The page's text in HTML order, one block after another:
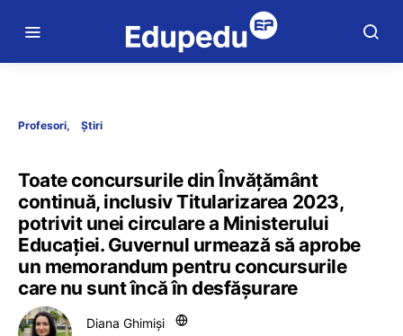
Profesori Știri
Toate concursurile din Învățământ
continuă, inclusiv Titularizarea 2023,
potrivit unei circulare a Ministerului
Educației. Guvernul urmează să aprobe
un memorandum pentru concursurile
care nu sunt încă în desfășurare
Diana Ghimiși